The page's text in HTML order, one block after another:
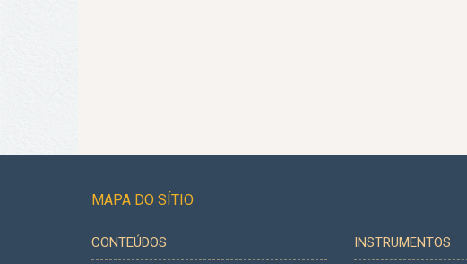
MAPA DO SÍTIO
CONTEÚDOS INSTRUMENTOS